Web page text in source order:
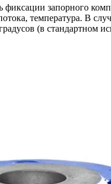
запорного
температура. В
(в стандартном